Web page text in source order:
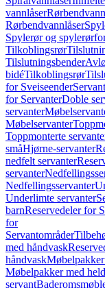
vannlåser
Rørbendvannlåser
Spylerør og
Tilkoblingsrør
Tilslutningsbender
bidéTilkoblingsrør
for Sveiseender
for ServanterDoble
servanter
Møbelservanter
Toppmonterte
småHjørne-servanter
nedfelt servanter
servanter
Nedfellingsservanter
Underlimte servanter
barnReservedeler for
for
Servantområder
med håndvask
håndvask
Møbelpakker med
servant